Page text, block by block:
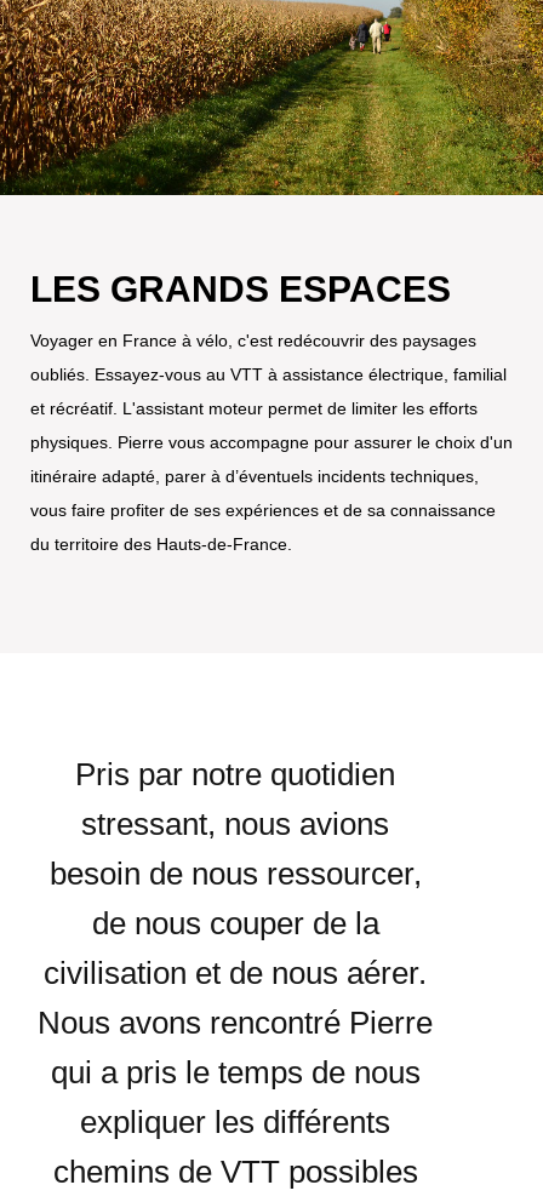
LES GRANDS ESPACES
Voyager en France à vélo, c'est redécouvrir des paysages
oubliés. Essayez-vous au VTT à assistance électrique, familial
et récréatif. L'assistant moteur permet de limiter les efforts
physiques. Pierre vous accompagne pour assurer le choix d'un
itinéraire adapté, parer à d’éventuels incidents techniques,
vous faire profiter de ses expériences et de sa connaissance
du territoire des Hauts-de-France.
Pris par notre quotidien
stressant, nous avions
besoin de nous ressourcer,
de nous couper de la
civilisation et de nous aérer.
Nous avons rencontré Pierre
qui a pris le temps de nous
expliquer les différents
chemins de VTT possibles